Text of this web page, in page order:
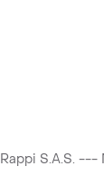
Rappi S.A.S.